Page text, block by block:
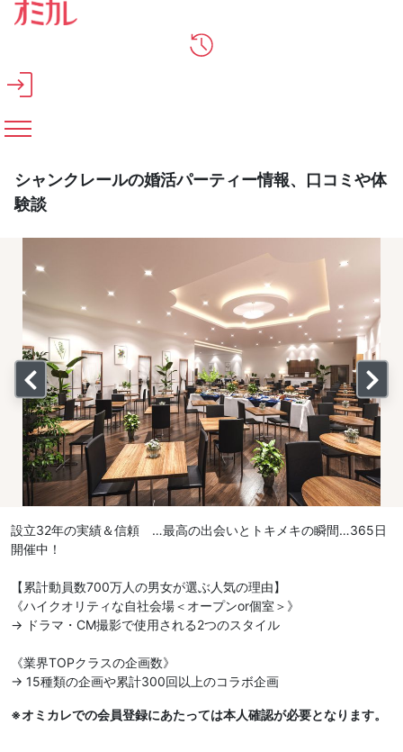
メインコンテンツへスキップ
シャンクレールの婚活パーティー情報、口コミや体
験談
設立32年の実績＆信頼 …最高の出会いとトキメキの瞬間…365日
開催中！
【累計動員数700万人の男女が選ぶ人気の理由】
《ハイクオリティな自社会場＜オープンor個室＞》
→ ドラマ・CM撮影で使用される2つのスタイル
《業界TOPクラスの企画数》
→ 15種類の企画や累計300回以上のコラボ企画
※オミカレでの会員登録にあたっては本人確認が必要となります。